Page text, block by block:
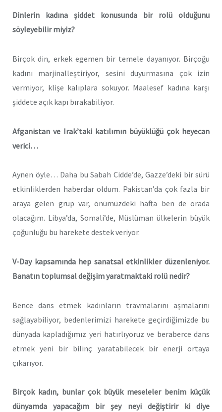
Dinlerin kadına şiddet konusunda bir rolü olduğunu
söyleyebilir miyiz?
Birçok din, erkek egemen bir temele dayanıyor. Birçoğu
kadını marjinalleştiriyor, sesini duyurmasına çok izin
vermiyor, klişe kalıplara sokuyor. Maalesef kadına karşı
şiddete açık kapı bırakabiliyor.
Afganistan ve Irak’taki katılımın büyüklüğü çok heyecan
verici…
Aynen öyle… Daha bu Sabah Cidde’de, Gazze’deki bir sürü
etkinliklerden haberdar oldum. Pakistan’da çok fazla bir
araya gelen grup var, önümüzdeki hafta ben de orada
olacağım. Libya’da, Somali’de, Müslüman ülkelerin büyük
çoğunluğu bu harekete destek veriyor.
V-Day kapsamında hep sanatsal etkinlikler düzenleniyor.
Banatın toplumsal değişim yaratmaktaki rolü nedir?
Bence dans etmek kadınların travmalarını aşmalarını
sağlayabiliyor, bedenlerimizi harekete geçirdiğimizde bu
dünyada kapladığımız yeri hatırlıyoruz ve beraberce dans
etmek yeni bir bilinç yaratabilecek bir enerji ortaya
çıkarıyor.
Birçok kadın, bunlar çok büyük meseleler benim küçük
dünyamda yapacağım bir şey neyi değiştirir ki diye